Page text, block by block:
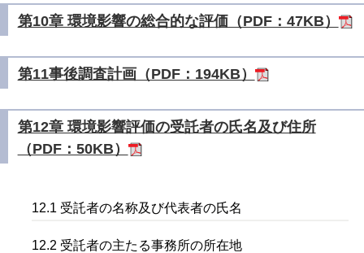
第10章 環境影響の総合的な評価（PDF：47KB）
第11事後調査計画（PDF：194KB）
第12章 環境影響評価の受託者の氏名及び住所
（PDF：50KB）
12.1 受託者の名称及び代表者の氏名
12.2 受託者の主たる事務所の所在地